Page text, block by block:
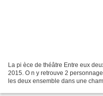
La pi èce de théâtre Entre eux
2015. O n y retrouve 2
les deux ensemble dans une